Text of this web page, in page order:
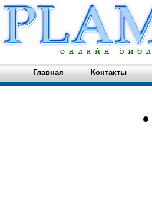
Главная Контакты